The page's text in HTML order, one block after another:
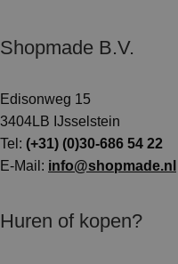
Shopmade B.V.
Edisonweg 15
3404LB IJsselstein
Tel: (+31) (0)30-686 54 22
E-Mail: info@shopmade.nl
Huren of kopen?